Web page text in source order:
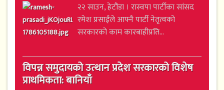
२२ साउन, हेटौंडा । रास्वपा पार्टीका सांसद
रमेश प्रसाईंले आफ्नै पार्टी नेतृत्वको
सरकारको काम कारबाहीप्रति...
विपन्न समुदायको उत्थान प्रदेश सरकारको विशेष
प्राथमिकता: बानियाँ